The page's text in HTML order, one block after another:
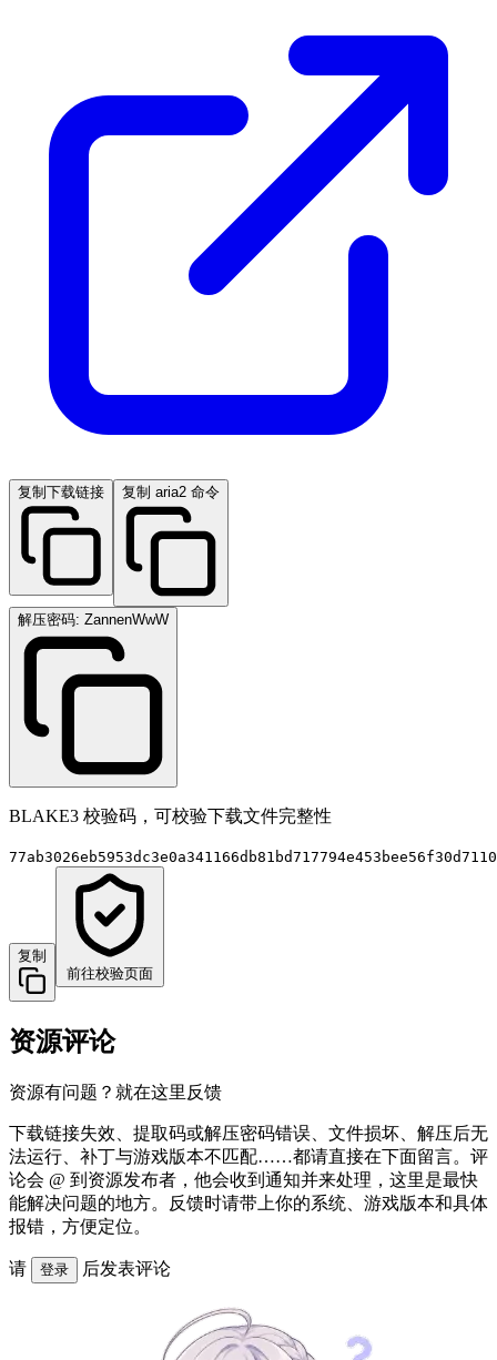
复制下载链接 复制 aria2 命令
解压密码: ZannenWwW
BLAKE3 校验码，可校验下载文件完整性
复制
前往校验页面
资源评论
资源有问题？就在这里反馈
下载链接失效、提取码或解压密码错误、文件损坏、解压后无
法运行、补丁与游戏版本不匹配……都请直接在下面留言。评
论会 @ 到资源发布者，他会收到通知并来处理，这里是最快
能解决问题的地方。反馈时请带上你的系统、游戏版本和具体
报错，方便定位。
请 登录 后发表评论